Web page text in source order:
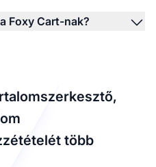
Foxy Cart-nak?
több